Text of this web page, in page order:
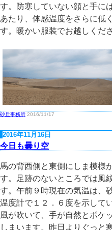
す。防寒していない顔と手に
あたり、体感温度をさらに低
す。暖かい服装でお越しくださ
砂丘事務所 2016/11/17
2016年11月16日
今日も曇り空
馬の背西側と東側にしま模様
す。足跡のないところでは風
す。午前９時現在の気温は、
温度計で１２．６度を示して
風が吹いて、手が自然とポケ
しまいます。昨日よりぐっと